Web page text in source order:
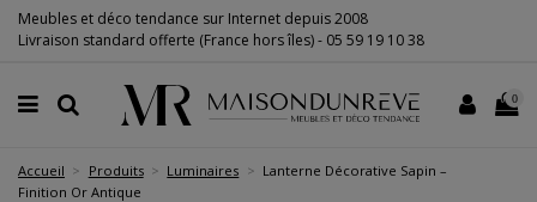
Meubles et déco tendance sur Internet depuis 2008
Livraison standard offerte (France hors îles) - 05 59 19 10 38
0
Accueil Produits Luminaires
Lanterne Décorative Sapin –
Finition Or Antique